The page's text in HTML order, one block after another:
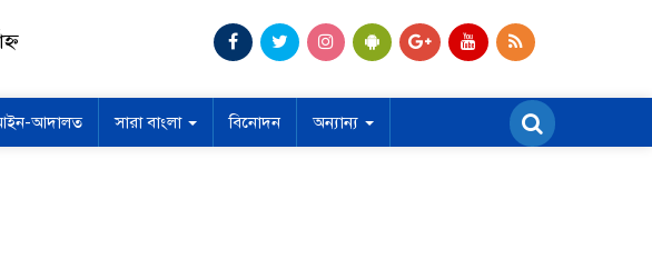
আদালত সারা বাংলা বিনোদন অন্যান্য